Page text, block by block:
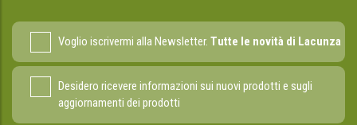
Voglio iscrivermi alla Newsletter. Tutte le novità di Lacunza
Desidero ricevere informazioni sui nuovi prodotti e sugli
aggiornamenti dei prodotti